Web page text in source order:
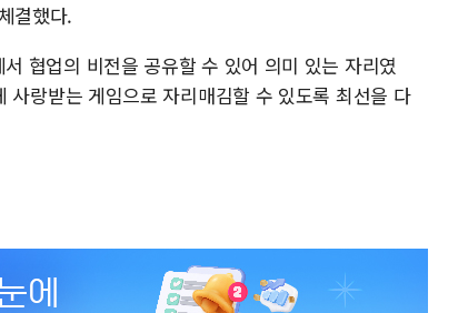
결했다.
협업의 비전을 공유할 수 있어 의미 있는 자리였
랑받는 게임으로 자리매김할 수 있도록 최선을 다